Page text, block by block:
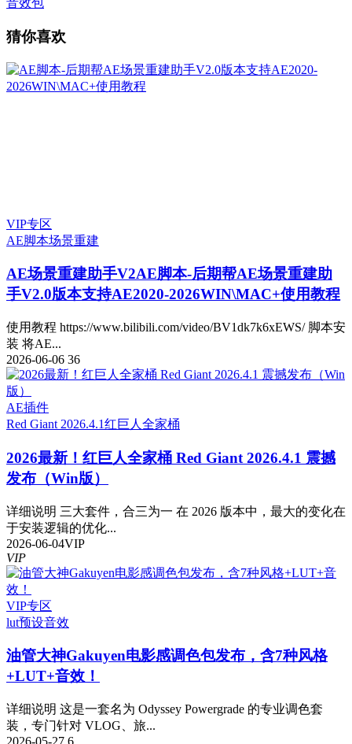
音效包
猜你喜欢
VIP专区
AE脚本场景重建
AE场景重建助手V2AE脚本-后期帮AE场景重建助
手V2.0版本支持AE2020-2026WIN\MAC+使用教程
使用教程 https://www.bilibili.com/video/BV1dk7k6xEWS/ 脚本安
装 将AE...
2026-06-06 36
AE插件
Red Giant 2026.4.1红巨人全家桶
2026最新！红巨人全家桶 Red Giant 2026.4.1 震撼
发布（Win版）
详细说明 三大套件，合三为一 在 2026 版本中，最大的变化在
于安装逻辑的优化...
2026-06-04VIP
VIP
VIP专区
lut预设音效
油管大神Gakuyen电影感调色包发布，含7种风格
+LUT+音效！
详细说明 这是一套名为 Odyssey Powergrade 的专业调色套
装，专门针对 VLOG、旅...
2026-05-27 6